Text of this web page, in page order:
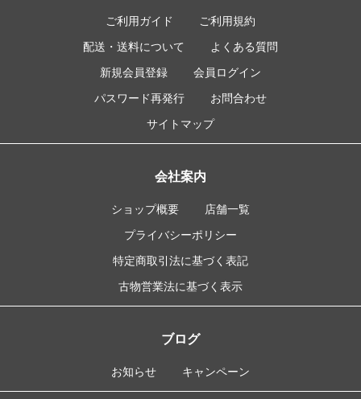
ご利用ガイド
ご利用規約
配送・送料について
よくある質問
新規会員登録
会員ログイン
パスワード再発行
お問合わせ
サイトマップ
会社案内
ショップ概要
店舗一覧
プライバシーポリシー
特定商取引法に基づく表記
古物営業法に基づく表示
ブログ
お知らせ キャンペーン